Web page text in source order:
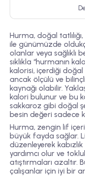
Hurma, doğal
ile günümüzde
olanlar veya sağlıklı
sıklıkla “hurmanın
kalorisi, içerdiği
ancak ölçülü ve
kaynağı olabilir.
kalori bulunur ve bu
sakkaroz gibi doğal
besin değeri sadece
Hurma, zengin lif
büyük fayda sağlar.
düzenleyerek
yardımcı olur ve
atıştırmaları azaltır.
çalışanlar için iyi bir